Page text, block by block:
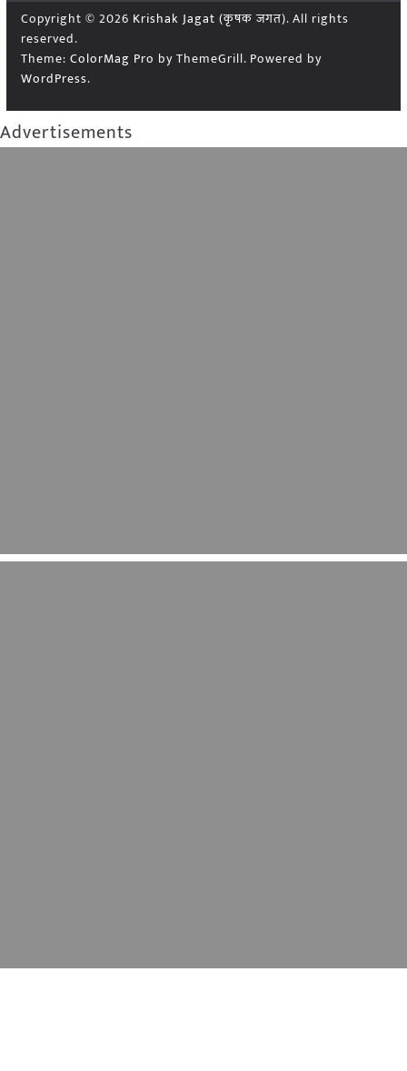
Copyright © 2026 Krishak Jagat (कृषक जगत). All rights
reserved.
Theme: ColorMag Pro by ThemeGrill. Powered by
WordPress.
Advertisements